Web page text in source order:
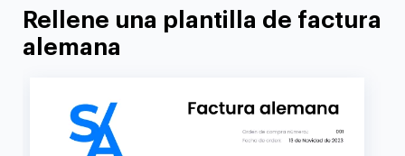
Rellene una plantilla de factura
alemana